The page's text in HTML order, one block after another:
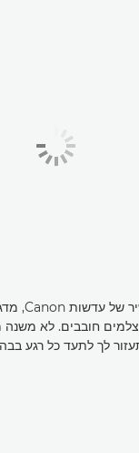
לצלמים חובבים. לא